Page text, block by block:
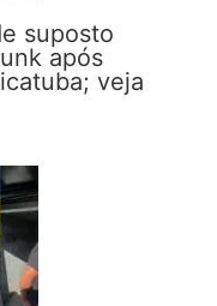
suposto
após
veja